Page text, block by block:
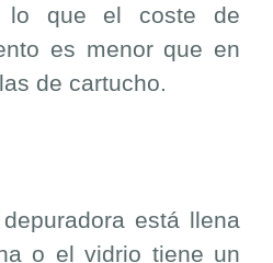
lo que el coste de
es menor que en
de cartucho.
está llena
o el vidrio tiene un